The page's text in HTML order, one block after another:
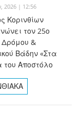
2026 | 12:56
Κορινθίων
τον 25ο
&
Βάδην «Στα
του Αποστόλο